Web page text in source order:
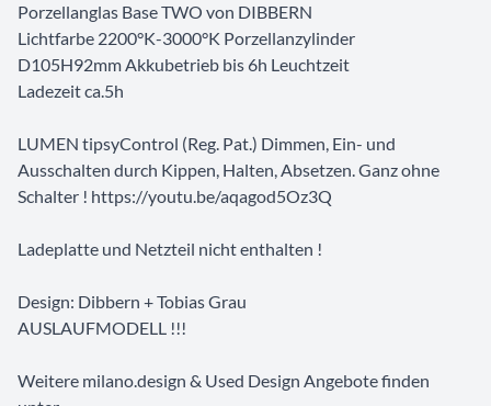
Porzellanglas Base TWO von DIBBERN
Lichtfarbe 2200°K-3000°K Porzellanzylinder
D105H92mm Akkubetrieb bis 6h Leuchtzeit
Ladezeit ca.5h
LUMEN tipsyControl (Reg. Pat.) Dimmen, Ein- und
Ausschalten durch Kippen, Halten, Absetzen. Ganz ohne
Schalter ! https://youtu.be/aqagod5Oz3Q
Ladeplatte und Netzteil nicht enthalten !
Design: Dibbern + Tobias Grau
AUSLAUFMODELL !!!
Weitere milano.design & Used Design Angebote finden